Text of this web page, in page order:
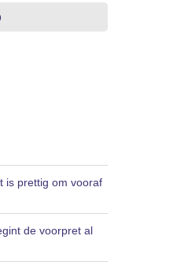
is prettig om vooraf
de voorpret al